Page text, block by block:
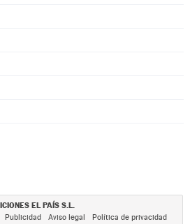
EL PAÍS S.L.
Publicidad Aviso legal Política de privacidad